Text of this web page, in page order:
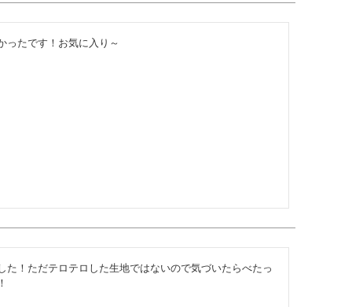
ったです！お気に入り～
た！ただテロテロした生地ではないので気づいたらべたっ